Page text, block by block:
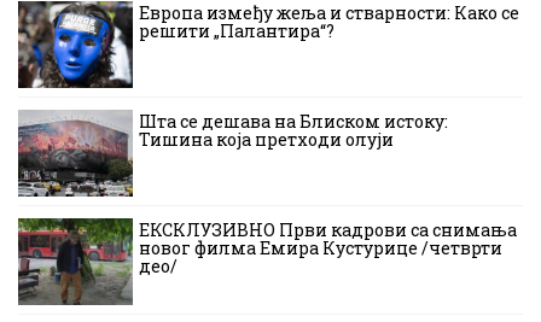
Европа између жеља и стварности: Како се
решити „Палантира“?
Шта се дешава на Блиском истоку:
Тишина која претходи олуји
ЕКСКЛУЗИВНО Први кадрови са снимања
новог филма Емира Кустурице /четврти
део/